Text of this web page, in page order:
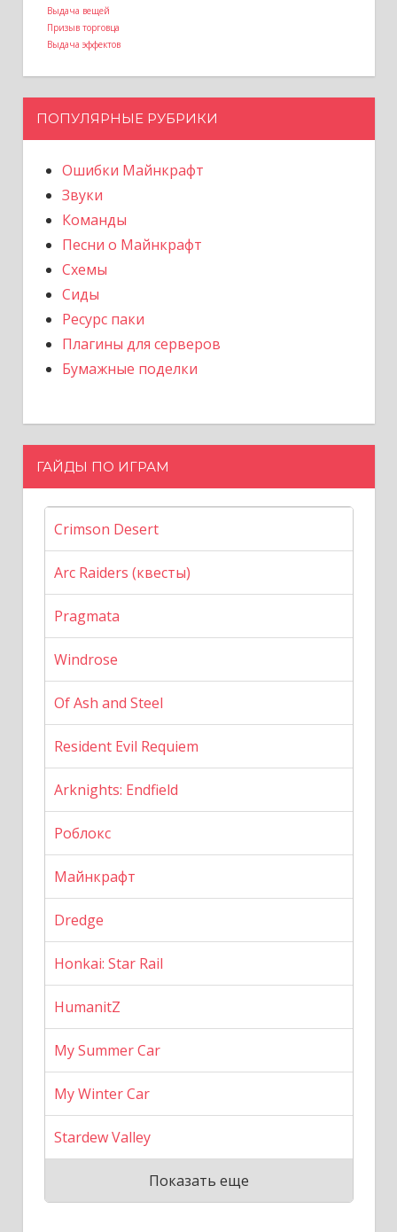
Выдача вещей
Призыв торговца
Выдача эффектов
ПОПУЛЯРНЫЕ РУБРИКИ
Ошибки Майнкрафт
Звуки
Команды
Песни о Майнкрафт
Схемы
Сиды
Ресурс паки
Плагины для серверов
Бумажные поделки
ГАЙДЫ ПО ИГРАМ
Crimson Desert
Arc Raiders (квесты)
Pragmata
Windrose
Of Ash and Steel
Resident Evil Requiem
Arknights: Endfield
Роблокс
Майнкрафт
Dredge
Honkai: Star Rail
HumanitZ
My Summer Car
My Winter Car
Stardew Valley
Показать еще